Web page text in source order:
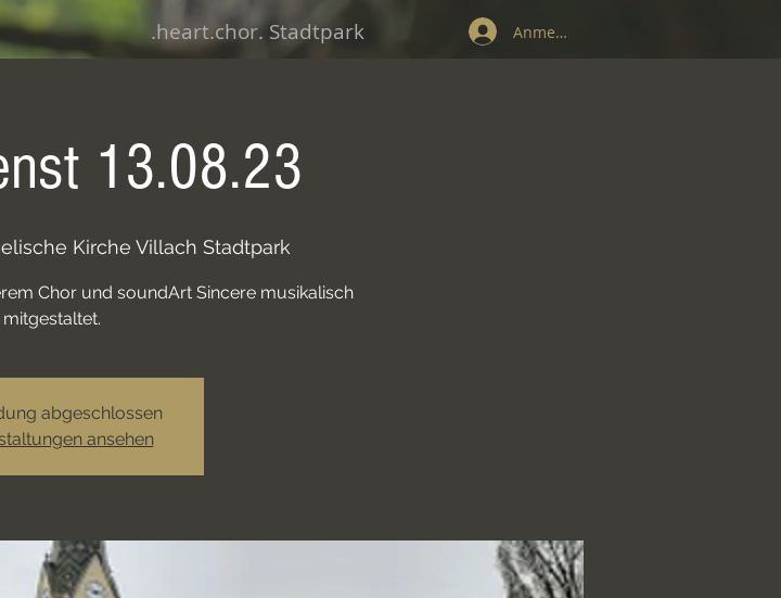
.heart.chor. Stadtpark Anmelden
13.08.23
Kirche Villach Stadtpark
Chor und soundArt Sincere musikalisch
mitgestaltet.
abgeschlossen
ansehen